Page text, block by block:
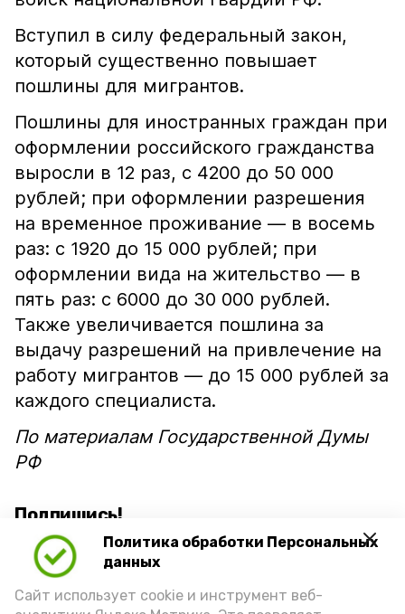
Политика обработки Персональных
данных
Сайт использует cookie и инструмент веб-
Вступил в силу федеральный закон,
который существенно повышает
пошлины для мигрантов.
Пошлины для иностранных граждан при
оформлении российского гражданства
выросли в 12 раз, с 4200 до 50 000
рублей; при оформлении разрешения
на временное проживание — в восемь
раз: с 1920 до 15 000 рублей; при
оформлении вида на жительство — в
пять раз: с 6000 до 30 000 рублей.
Также увеличивается пошлина за
выдачу разрешений на привлечение на
работу мигрантов — до 15 000 рублей за
каждого специалиста.
По материалам Государственной Думы
РФ
Подпишись!